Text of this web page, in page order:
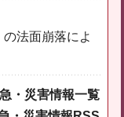
法面崩落によ
・災害情報一覧